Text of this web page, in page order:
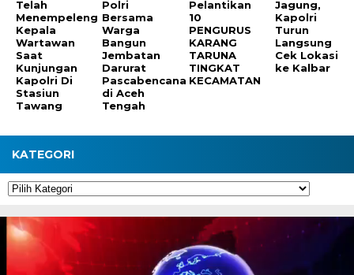
Telah
Menempeleng
Kepala
Wartawan
Saat
Kunjungan
Kapolri Di
Stasiun
Tawang
Polri
Bersama
Warga
Bangun
Jembatan
Darurat
Pascabencana
di Aceh
Tengah
Pelantikan
10
PENGURUS
KARANG
TARUNA
TINGKAT
KECAMATAN
Jagung,
Kapolri
Turun
Langsung
Cek Lokasi
ke Kalbar
KATEGORI
Kategori
Pemutar
Video